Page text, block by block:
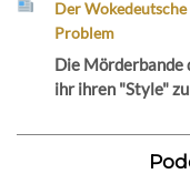
Der
Problem
Die Mörderbande
ihr ihren "Style"